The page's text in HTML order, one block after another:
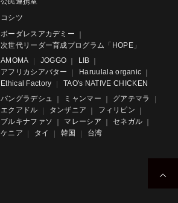
コシツ
ボーダレスアカデミー
次世代リーダー育成プログラム「HOPE」
AMOMA JOGGO
LIB
アフリカシアバター
Haruulala organic
Ethical Factory
TAO's NATIVE CHICKEN
バングラデシュ ミャンマー
グアテマラ
エクアドル
タンザニア
フィリピン
ブルキナファソ
マレーシア
セネガル
ケニア
タイ 韓国 台湾